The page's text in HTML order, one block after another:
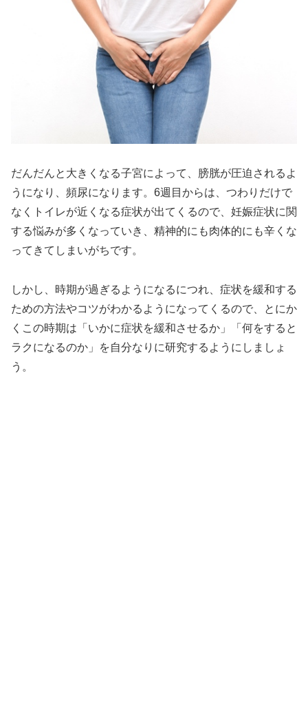
だんだんと大きくなる子宮によって、膀胱が圧迫されるよ
うになり、頻尿になります。6週目からは、つわりだけで
なくトイレが近くなる症状が出てくるので、妊娠症状に関
する悩みが多くなっていき、精神的にも肉体的にも辛くな
ってきてしまいがちです。
しかし、時期が過ぎるようになるにつれ、症状を緩和する
ための方法やコツがわかるようになってくるので、とにか
くこの時期は「いかに症状を緩和させるか」「何をすると
ラクになるのか」を自分なりに研究するようにしましょ
う。